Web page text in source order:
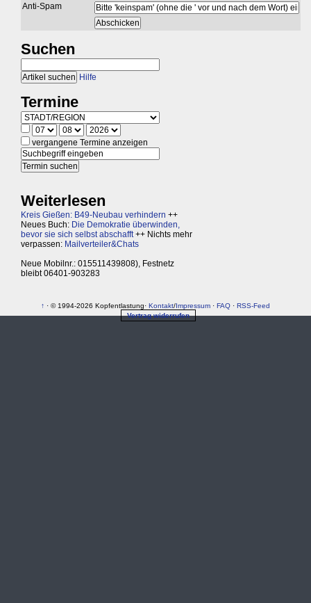
Anti-Spam
Suchen
Hilfe
Termine
vergangene Termine anzeigen
Weiterlesen
Kreis Gießen: B49-Neubau verhindern ++
Neues Buch: Die Demokratie überwinden,
bevor sie sich selbst abschafft++ Nichts mehr
verpassen: Mailverteiler&Chats
Neue Mobilnr.: 015511439808), Festnetz
bleibt 06401-903283
↑ · © 1994-2026 Kopfentlastung· Kontakt/Impressum · FAQ · RSS-Feed
Vertrag widerrufen